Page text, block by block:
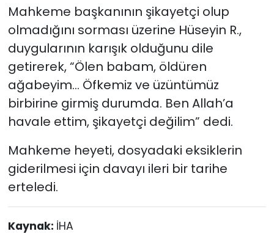
Mahkeme başkanının şikayetçi olup
olmadığını sorması üzerine Hüseyin R.,
duygularının karışık olduğunu dile
getirerek, “Ölen babam, öldüren
ağabeyim… Öfkemiz ve üzüntümüz
birbirine girmiş durumda. Ben Allah’a
havale ettim, şikayetçi değilim” dedi.
Mahkeme heyeti, dosyadaki eksiklerin
giderilmesi için davayı ileri bir tarihe
erteledi.
Kaynak: İHA